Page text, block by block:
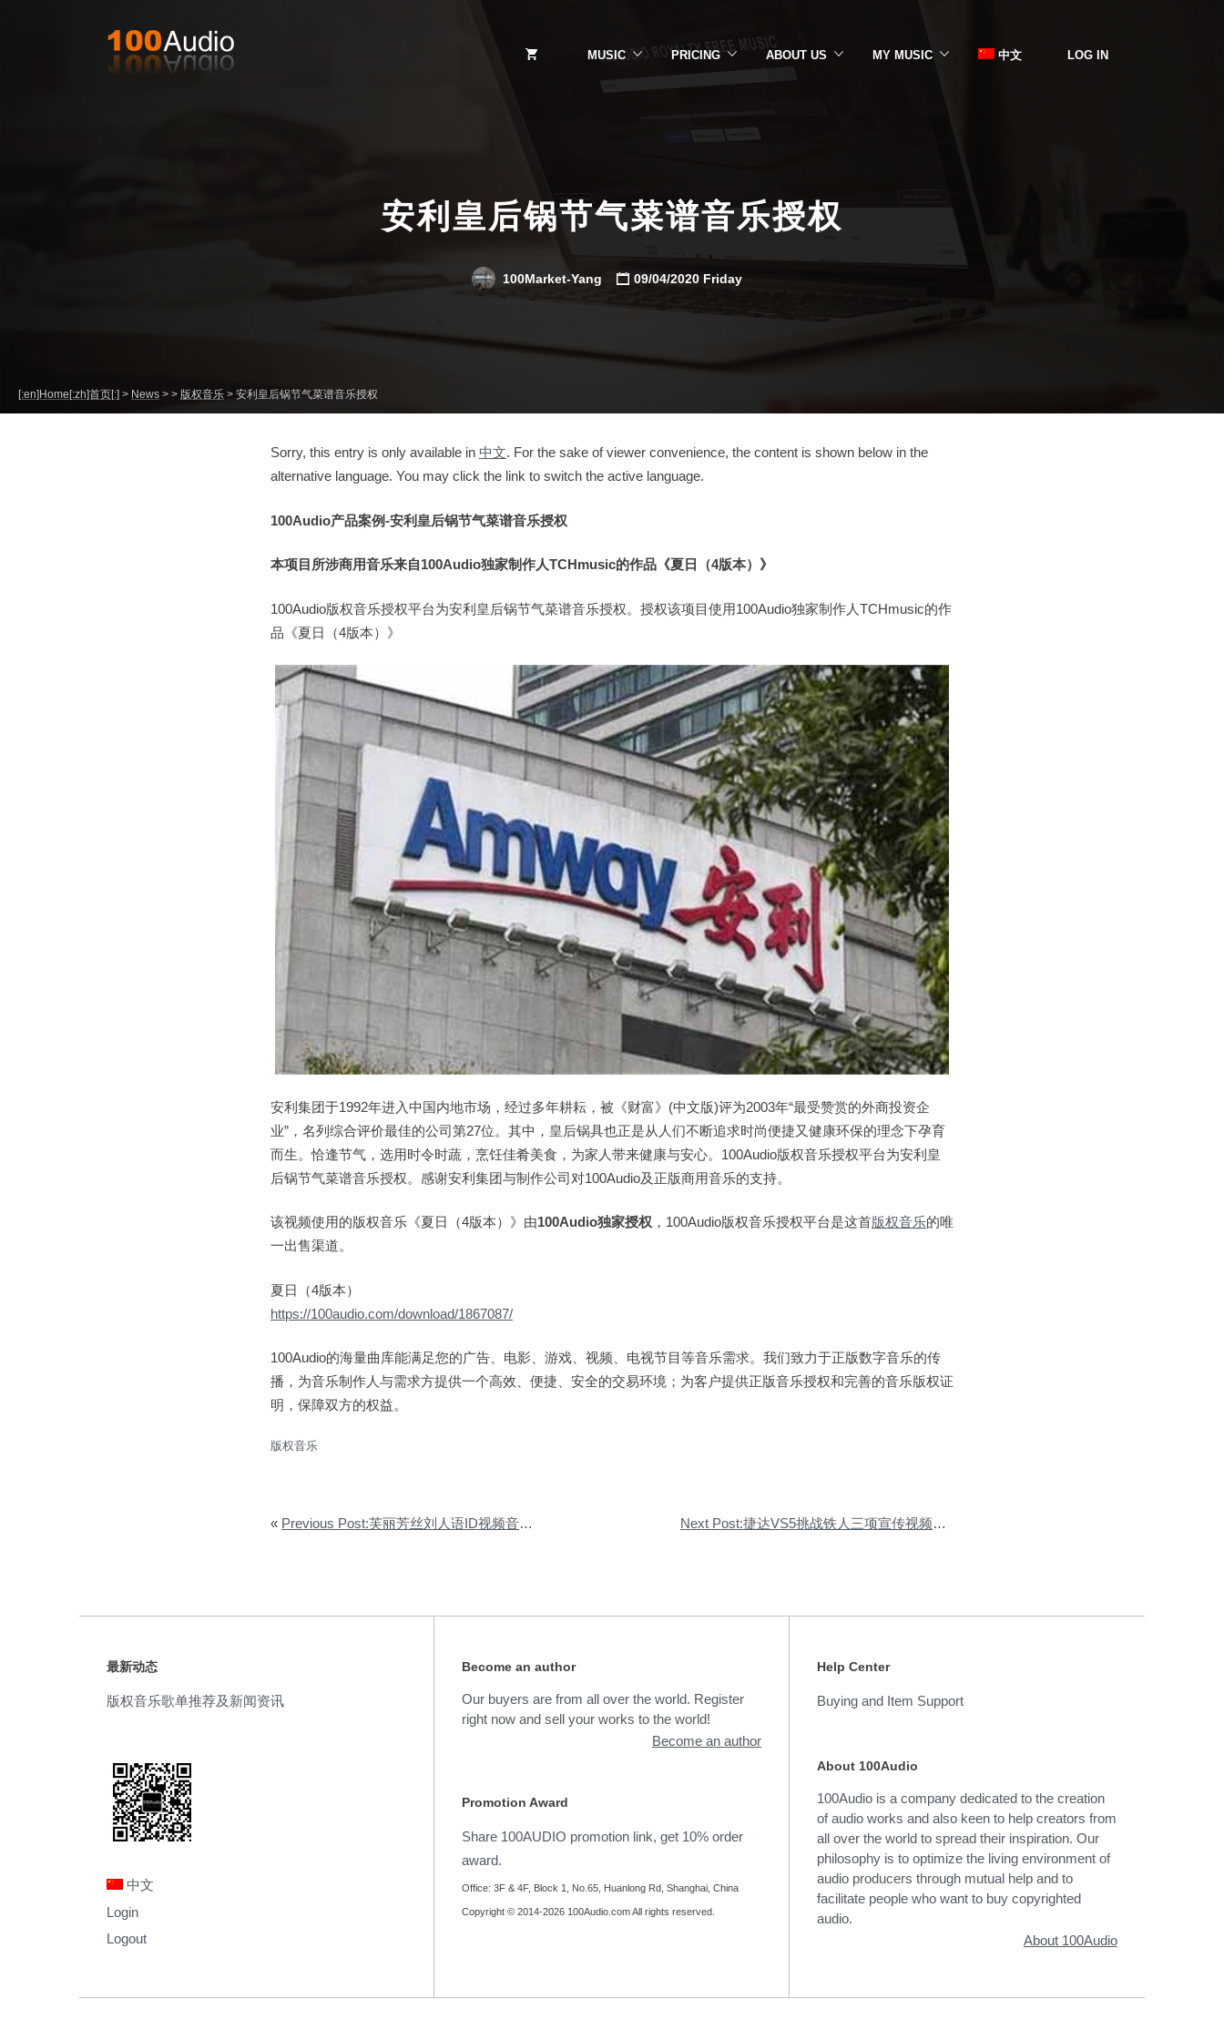
MUSIC PRICING ABOUT US MY MUSIC 中文 LOG IN
安利皇后锅节气菜谱音乐授权
100Market-Yang 09/04/2020 Friday
[:en]Home[:zh]首页[:] > News > > 版权音乐 > 安利皇后锅节气菜谱音乐授权
Sorry, this entry is only available in 中文. For the sake of viewer convenience, the content is shown below in the
alternative language. You may click the link to switch the active language.
100Audio产品案例-安利皇后锅节气菜谱音乐授权
本项目所涉商用音乐来自100Audio独家制作人TCHmusic的作品《夏日（4版本） 》
100Audio版权音乐授权平台为安利皇后锅节气菜谱音乐授权。授权该项目使用100Audio独家制作人TCHmusic的作
品《夏日（4版本）》
安利集团于1992年进入中国内地市场，经过多年耕耘，被《财富》(中文版)评为2003年“最受赞赏的外商投资企
业”，名列综合评价最佳的公司第27位。其中，皇后锅具也正是从人们不断追求时尚便捷又健康环保的理念下孕育
而生。恰逢节气，选用时令时蔬，烹饪佳肴美食，为家人带来健康与安心。100Audio版权音乐授权平台为安利皇
后锅节气菜谱音乐授权。感谢安利集团与制作公司对100Audio及正版商用音乐的支持。
该视频使用的版权音乐《夏日（4版本）》由100Audio独家授权 ，100Audio版权音乐授权平台是这首版权音乐的唯
一出售渠道。
夏日（4版本）
https://100audio.com/download/1867087/
100Audio的海量曲库能满足您的广告、电影、游戏、视频、电视节目等音乐需求。我们致力于正版数字音乐的传
播，为音乐制作人与需求方提供一个高效、便捷、安全的交易环境；为客户提供正版音乐授权和完善的音乐版权证
明，保障双方的权益。
版权音乐
« Previous Post:芙丽芳丝刘人语ID视频音乐授权 Next Post:捷达VS5挑战铁人三项宣传视频音乐授权
最新动态
版权音乐歌单推荐及新闻资讯
中文
Login
Logout
Become an author
Our buyers are from all over the world. Register
right now and sell your works to the world!
Become an author
Promotion Award
Share 100AUDIO promotion link, get 10% order
award.
Office: 3F & 4F, Block 1, No.65, Huanlong Rd, Shanghai, China
Copyright © 2014-2026 100Audio.com All rights reserved.
Help Center
Buying and Item Support
About 100Audio
100Audio is a company dedicated to the creation
of audio works and also keen to help creators from
all over the world to spread their inspiration. Our
philosophy is to optimize the living environment of
audio producers through mutual help and to
facilitate people who want to buy copyrighted
audio.
About 100Audio